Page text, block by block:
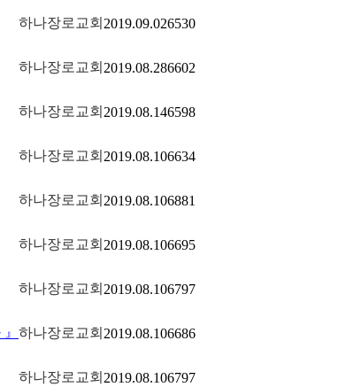
하나장로교회 2019.09.026530
하나장로교회 2019.08.286602
하나장로교회 2019.08.146598
하나장로교회 2019.08.106634
하나장로교회 2019.08.106881
하나장로교회 2019.08.106695
하나장로교회 2019.08.106797
하나장로교회 2019.08.106686
하나장로교회 2019.08.106797